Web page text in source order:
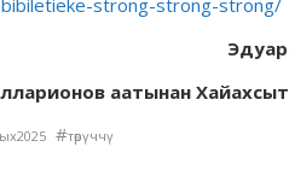
strong-strong-strong/
аатынан
#төрүччү